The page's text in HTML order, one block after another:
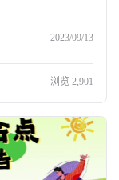
2023/09/13
浏览 2,901